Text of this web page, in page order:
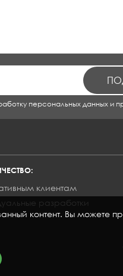
персональных данных и
клиентам
разработки
контент. Вы можете